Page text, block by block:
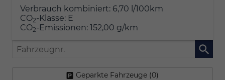
Verbrauch kombiniert: 6,70 l/100km
CO2-Klasse: E
CO2-Emissionen: 152,00 g/km
Fahrzeugnr.
Geparkte Fahrzeuge (0)